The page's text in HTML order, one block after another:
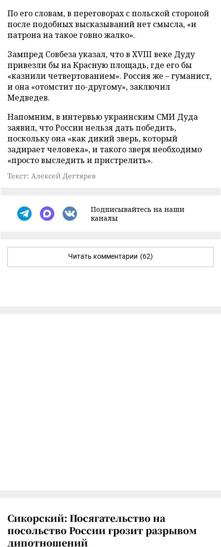
По его словам, в переговорах с польской стороной
после подобных высказываний нет смысла, «и
патрона на такое говно жалко».
Зампред Совбеза указал, что в XVIII веке Дуду
привезли бы на Красную площадь, где его бы
«казнили четвертованием». Россия же – гуманист,
и она «отомстит по-другому», заключил
Медведев.
Напомним, в интервью украинским СМИ Дуда
заявил, что России нельзя дать победить,
поскольку она «как дикий зверь, который
задирает человека», и такого зверя необходимо
«просто выследить и пристрелить».
Текст: Алексей Дегтярев
Подписывайтесь на наши
каналы
Читать комментарии (62)
Сикорский: Посягательство на
посольство России грозит разрывом
дипотношений